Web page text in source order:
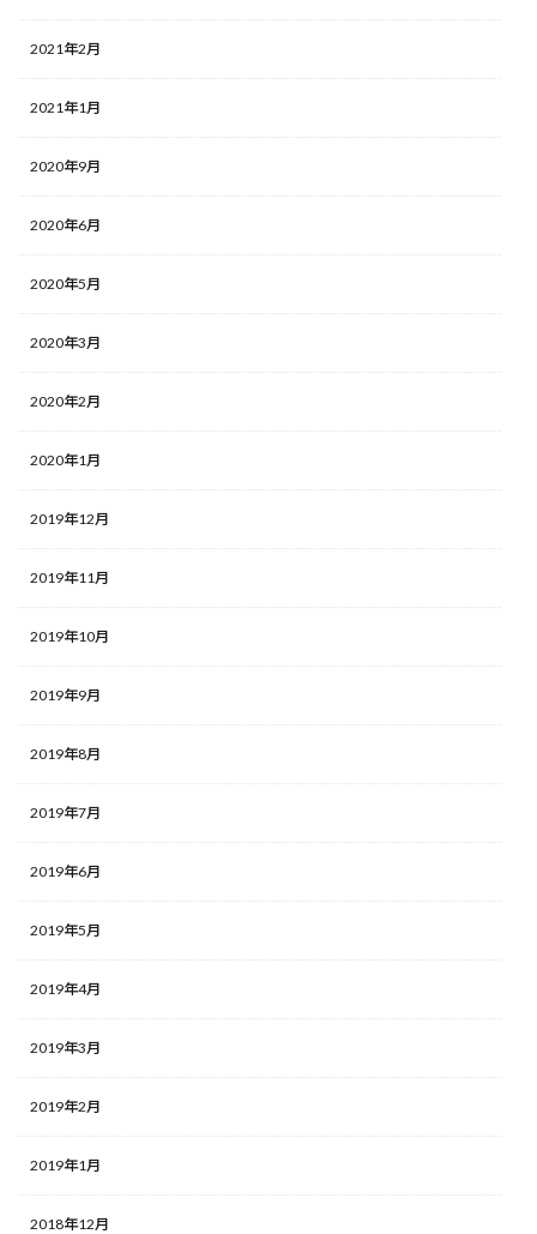
2021年2月
2021年1月
2020年9月
2020年6月
2020年5月
2020年3月
2020年2月
2020年1月
2019年12月
2019年11月
2019年10月
2019年9月
2019年8月
2019年7月
2019年6月
2019年5月
2019年4月
2019年3月
2019年2月
2019年1月
2018年12月